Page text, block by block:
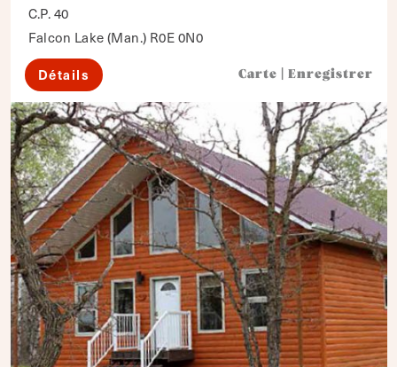
C.P. 40
Falcon Lake (Man.) R0E 0N0
Détails Carte Enregistrer